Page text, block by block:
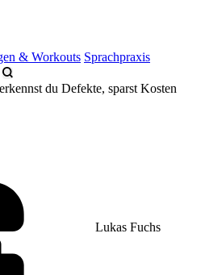
& Workouts Sprachpraxis
du Defekte, sparst Kosten
Lukas Fuchs